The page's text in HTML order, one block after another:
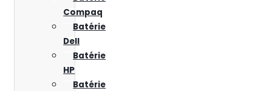
Compaq
Batérie
Dell
Batérie
HP
Batérie